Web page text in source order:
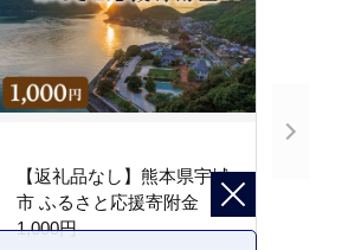
【返礼品なし】熊本県宇城
市 ふるさと応援寄附金
1,000円